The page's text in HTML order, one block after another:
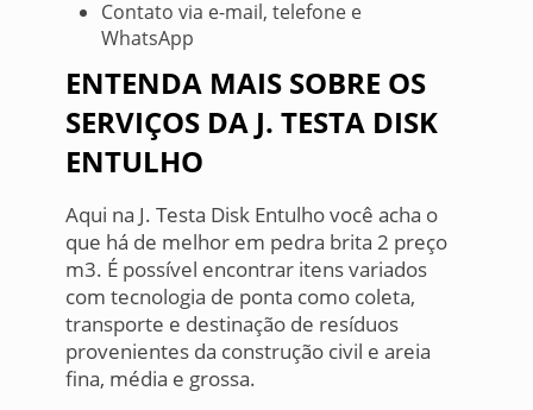
Contato via e-mail, telefone e
WhatsApp
ENTENDA MAIS SOBRE OS
SERVIÇOS DA J. TESTA DISK
ENTULHO
Aqui na J. Testa Disk Entulho você acha o
que há de melhor em pedra brita 2 preço
m3. É possível encontrar itens variados
com tecnologia de ponta como coleta,
transporte e destinação de resíduos
provenientes da construção civil e areia
fina, média e grossa.